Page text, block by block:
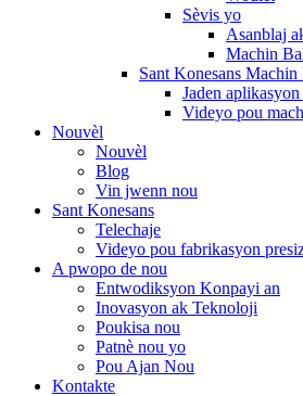
Sèvis yo
Asanblaj
Machin
Sant Konesans Machin
Jaden
Videyo pou
Nouvèl
Nouvèl
Blog
Vin jwenn nou
Sant Konesans
Telechaje
Videyo pou fabrikasyon
A pwopo de nou
Entwodiksyon Konpayi an
Inovasyon ak Teknoloji
Poukisa nou
Patnè nou yo
Pou Ajan Nou
Kontakte